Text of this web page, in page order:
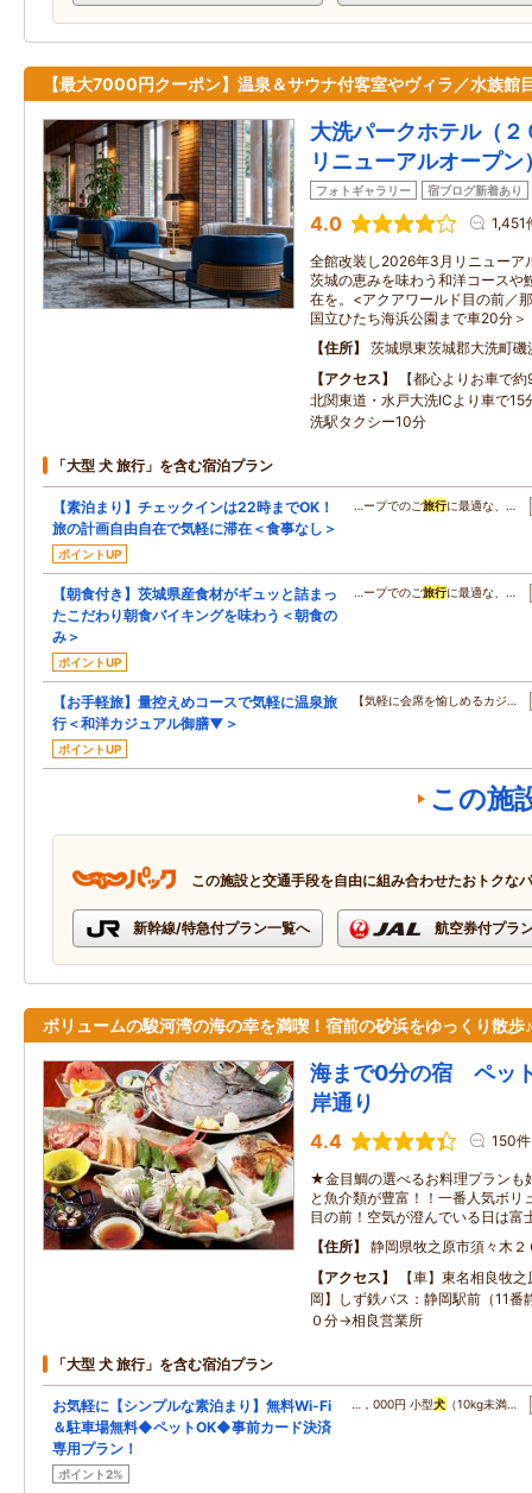
【最大7000円クーポン】温泉＆サウナ付客室やヴィラ／水族館
大洗パークホテル（
リニューアルオープン
フォトギャラリー 宿ブログ新着あり
4.0 1,451
全館改装し2026年3月リニューア
茨城の恵みを味わう和洋コースや
在を。<アクアワールド目の前／
国立ひたち海浜公園まで車20分＞
住所
茨城県東茨城郡大洗町
アクセス
【都心よりお車で
北関東道・水戸大洗ICより車で15
洗駅タクシー10分
「大型 犬 旅行」を含む宿泊プラン
【素泊まり】チェックインは22時までOK！
旅の計画自由自在で気軽に滞在＜食事なし＞
ポイントUP
…ープでのご旅行に最適な、…
【朝食付き】茨城県産食材がギュッと詰まっ
たこだわり朝食バイキングを味わう＜朝食の
み＞
ポイントUP
…ープでのご旅行に最適な、…
【お手軽旅】量控えめコースで気軽に温泉旅
行＜和洋カジュアル御膳▼＞
ポイントUP
【気軽に会席を愉しめるカジ…
この施
この施設と交通手段を自由に組み合わせたおトクな
新幹線/特急付プラン一覧へ 航空券付プラ
ボリュームの駿河湾の海の幸を満喫！宿前の砂浜をゆっくり散歩♪
海まで0分の宿 ペッ
岸通り
4.4 150件
★金目鯛の選べるお料理プラン
と魚介類が豊富！！一番人気ボ
目の前！空気が澄んでいる日は富
住所
静岡県牧之原市須々木２
アクセス
【車】東名相良牧
岡】しず鉄バス：静岡駅前（11
０分→相良営業所
「大型 犬 旅行」を含む宿泊プラン
お気軽に【シンプルな素泊まり】無料Wi-Fi
＆駐車場無料◆ペットOK◆事前カード決済
専用プラン！
ポイント2%
…，000円 小型犬 （10kg未満…